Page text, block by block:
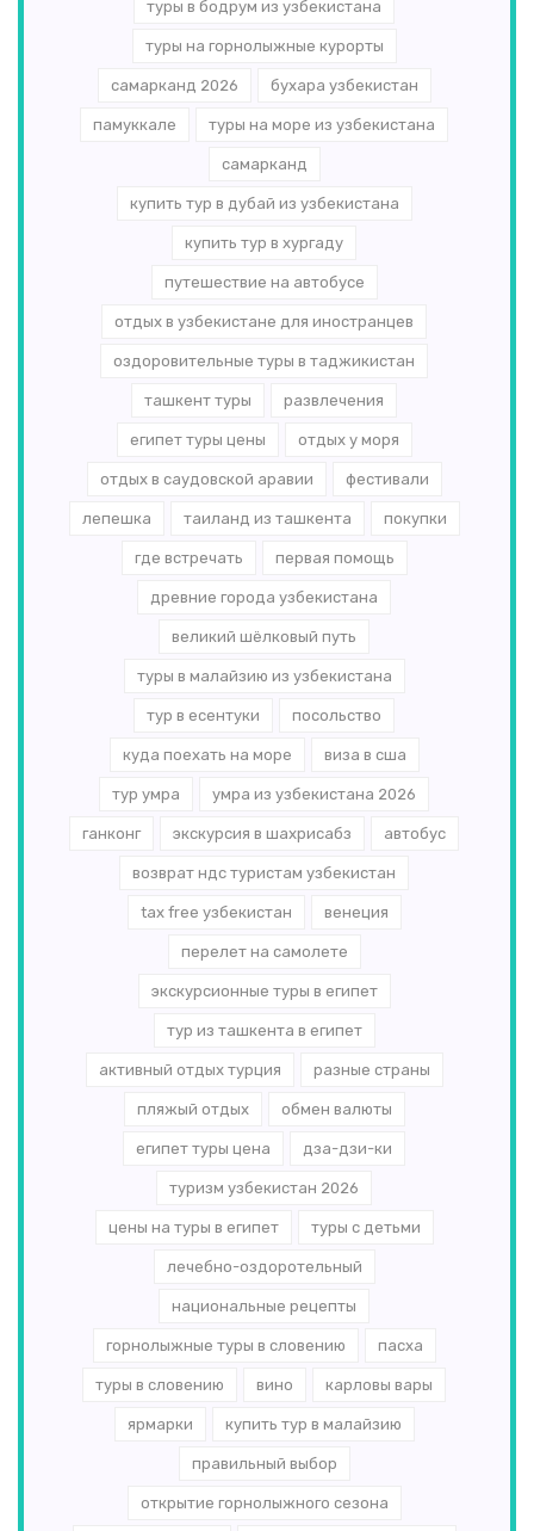
туры в бодрум из узбекистана
туры на горнолыжные курорты
самарканд 2026 бухара узбекистан
памуккале туры на море из узбекистана
самарканд
купить тур в дубай из узбекистана
купить тур в хургаду
путешествие на автобусе
отдых в узбекистане для иностранцев
оздоровительные туры в таджикистан
ташкент туры развлечения
египет туры цены отдых у моря
отдых в саудовской аравии фестивали
лепешка таиланд из ташкента покупки
где встречать первая помощь
древние города узбекистана
великий шёлковый путь
туры в малайзию из узбекистана
тур в есентуки посольство
куда поехать на море виза в сша
тур умра умра из узбекистана 2026
ганконг экскурсия в шахрисабз автобус
возврат ндс туристам узбекистан
tax free узбекистан венеция
перелет на самолете
экскурсионные туры в египет
тур из ташкента в египет
активный отдых турция разные страны
пляжый отдых обмен валюты
египет туры цена дза-дзи-ки
туризм узбекистан 2026
цены на туры в египет туры с детьми
лечебно-оздоротельный
национальные рецепты
горнолыжные туры в словению пасха
туры в словению вино карловы вары
ярмарки купить тур в малайзию
правильный выбор
открытие горнолыжного сезона